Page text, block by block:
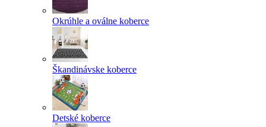
Okrúhle a oválne koberce
Škandinávske koberce
Detské koberce